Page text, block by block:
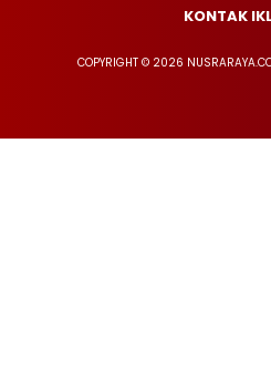
KONTAK
COPYRIGHT © 2026